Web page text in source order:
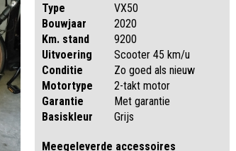
Type
VX50
Bouwjaar
2020
Km. stand
9200
Uitvoering
Scooter 45 km/u
Conditie
Zo goed als nieuw
Motortype
2-takt motor
Garantie
Met garantie
Basiskleur
Grijs
Meegeleverde accessoires